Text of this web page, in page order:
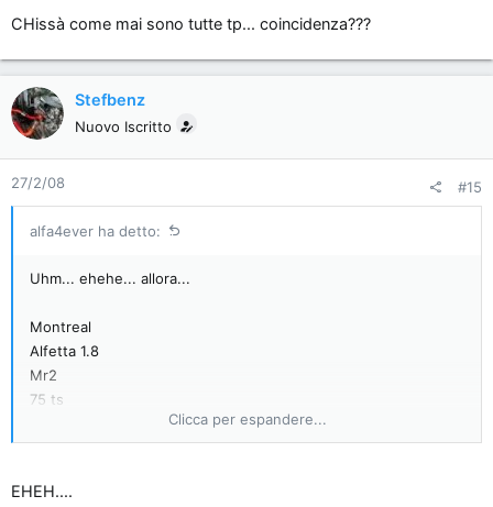
CHissà come mai sono tutte tp... coincidenza???
Stefbenz
Nuovo Iscritto
27/2/08 #15
alfa4ever ha detto:
Uhm... ehehe... allora...
Montreal
Alfetta 1.8
Mr2
75 ts
gtv 6 3.0(fatto solo per alcuni mercati esteri)
Miata
sz
Clicca per espandere...
EHEH....